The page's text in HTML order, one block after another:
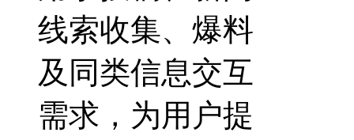
线索收集、爆料
及同类信息交互
需求，为用户提